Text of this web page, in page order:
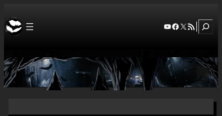
YouTube
Facebook
X RSS Feed